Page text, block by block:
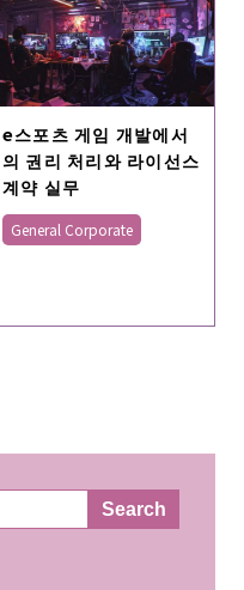
e스포츠 게임 개발에서
의 권리 처리와 라이선스
계약 실무
General Corporate
Search